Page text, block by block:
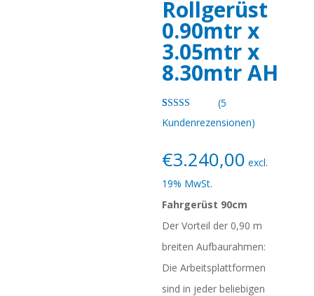
Rollgerüst
0.90mtr x
3.05mtr x
8.30mtr AH
Bewertet
mit4.60
auf
5
Kundenbew
(5
Kundenrezensionen)
€3.240,00 excl.
19% MwSt.
Fahrgerüst 90cm
Der Vorteil der 0,90 m
breiten Aufbaurahmen:
Die Arbeitsplattformen
sind in jeder beliebigen